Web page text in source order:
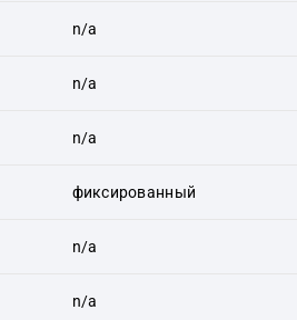
n/a
n/a
n/a
фиксированный
n/a
n/a